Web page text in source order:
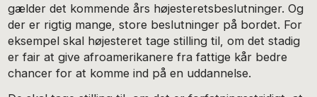
gælder det kommende års højesteretsbeslutninger. Og
der er rigtig mange, store beslutninger på bordet. For
eksempel skal højesteret tage stilling til, om det stadig
er fair at give afroamerikanere fra fattige kår bedre
chancer for at komme ind på en uddannelse.